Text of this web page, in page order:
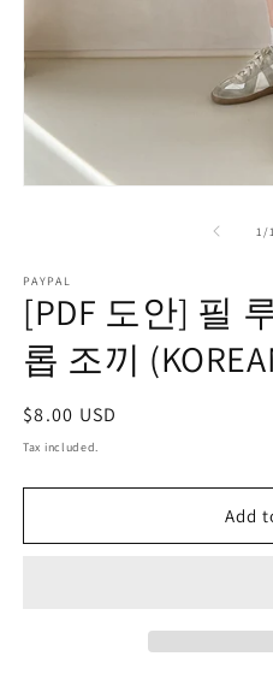
1/
PAYPAL
[PDF 도안] 필
롭 조끼
Regular
price
$8.00 USD
Tax included.
Add